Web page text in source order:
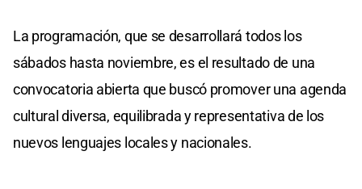
La programación, que se desarrollará todos los
sábados hasta noviembre, es el resultado de una
convocatoria abierta que buscó promover una agenda
cultural diversa, equilibrada y representativa de los
nuevos lenguajes locales y nacionales.